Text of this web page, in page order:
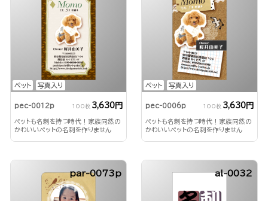
ペット 写真入り
pec-0012p 100枚 3,630円
ペットも名刺を持つ時代！家族同然の
かわいいペットの名刺を作りません
ペット 写真入り
pec-0006p 100枚 3,630円
ペットも名刺を持つ時代！家族同然の
かわいいペットの名刺を作りません
par-0073p al-0032